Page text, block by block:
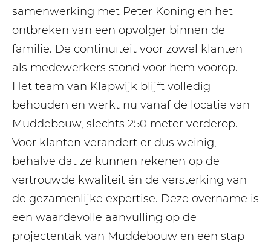
samenwerking met Peter Koning en het
ontbreken van een opvolger binnen de
familie. De continuïteit voor zowel klanten
als medewerkers stond voor hem voorop.
Het team van Klapwijk blijft volledig
behouden en werkt nu vanaf de locatie van
Muddebouw, slechts 250 meter verderop.
Voor klanten verandert er dus weinig,
behalve dat ze kunnen rekenen op de
vertrouwde kwaliteit én de versterking van
de gezamenlijke expertise. Deze overname is
een waardevolle aanvulling op de
projectentak van Muddebouw en een stap